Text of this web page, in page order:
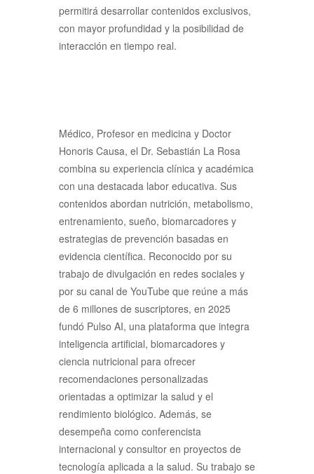
permitirá desarrollar contenidos exclusivos,
con mayor profundidad y la posibilidad de
interacción en tiempo real.
Médico, Profesor en medicina y Doctor
Honoris Causa, el Dr. Sebastián La Rosa
combina su experiencia clínica y académica
con una destacada labor educativa. Sus
contenidos abordan nutrición, metabolismo,
entrenamiento, sueño, biomarcadores y
estrategias de prevención basadas en
evidencia científica. Reconocido por su
trabajo de divulgación en redes sociales y
por su canal de YouTube que reúne a más
de 6 millones de suscriptores, en 2025
fundó Pulso AI, una plataforma que integra
inteligencia artificial, biomarcadores y
ciencia nutricional para ofrecer
recomendaciones personalizadas
orientadas a optimizar la salud y el
rendimiento biológico. Además, se
desempeña como conferencista
internacional y consultor en proyectos de
tecnología aplicada a la salud. Su trabajo se